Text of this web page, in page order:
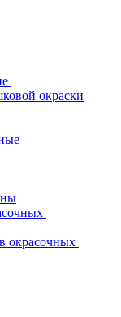
окраски
окрасочных